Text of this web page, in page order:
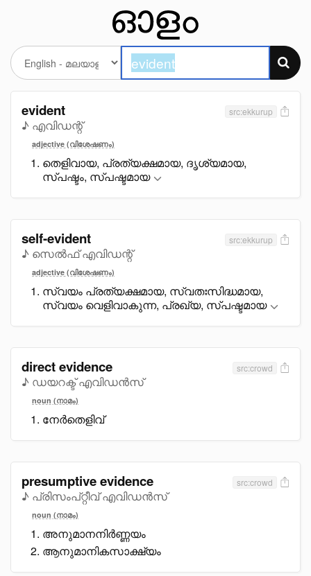
evident
♪ എവിഡന്റ്
src:ekkurup
adjective (വിശേഷണം)
തെളിവായ, പ്രത്യക്ഷമായ, ദൃശ്യമായ,
സ്പഷ്ടം, സ്പഷ്ടമായ
self-evident
♪ സെൽഫ് എവിഡന്റ്
src:ekkurup
adjective (വിശേഷണം)
സ്വയം പ്രത്യക്ഷമായ, സ്വതഃസിദ്ധമായ,
സ്വയം വെളിവാകുന്ന, പ്രഖ്യ, സ്പഷ്ടമായ
direct evidence
♪ ഡയറക്ട് എവിഡൻസ്
src:crowd
noun (നാമം)
നേർതെളിവ്
presumptive evidence
♪ പ്രിസംപ്റ്റീവ് എവിഡൻസ്
src:crowd
noun (നാമം)
അനുമാനനിർണ്ണയം
ആനുമാനികസാക്ഷ്യം